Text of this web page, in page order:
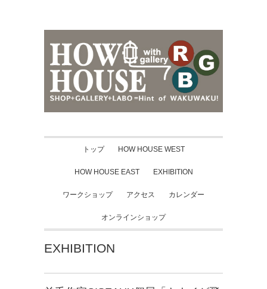
トップ HOW HOUSE WEST
HOW HOUSE EAST EXHIBITION
ワークショップ アクセス カレンダー
オンラインショップ
EXHIBITION